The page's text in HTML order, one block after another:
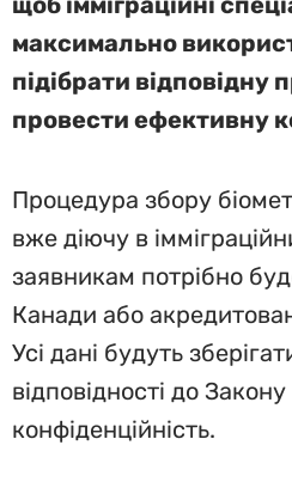
максимально
підібрати відповідну
провести ефективну
Процедура збору
вже діючу в
заявникам потрібно
Канади або
Усі дані будуть
відповідності до
конфіденційність.